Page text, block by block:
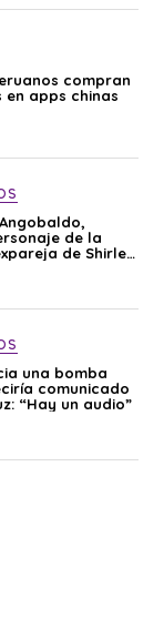
compran
en apps chinas
de la
de Shirley
una bomba
comunicado
“Hay un audio”